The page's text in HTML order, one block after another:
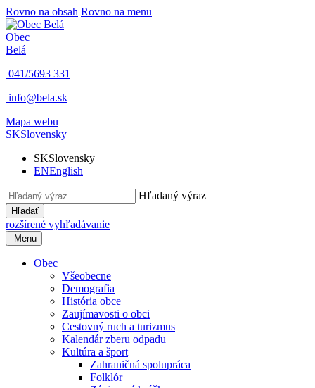
Rovno na obsah Rovno na menu
Obec
Belá
041/5693 331
info@bela.sk
Mapa webu
SKSlovensky
SKSlovensky
ENEnglish
Hľadaný výraz
Hľadať
rozšírené vyhľadávanie
Menu
Obec
Všeobecne
Demografia
História obce
Zaujímavosti o obci
Cestovný ruch a turizmus
Kalendár zberu odpadu
Kultúra a šport
Zahraničná spolupráca
Folklór